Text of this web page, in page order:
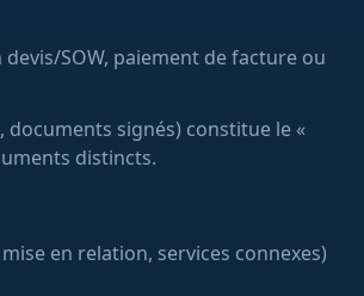
SOW, paiement de facture ou
documents signés) constitue le «
distincts.
en relation, services connexes)